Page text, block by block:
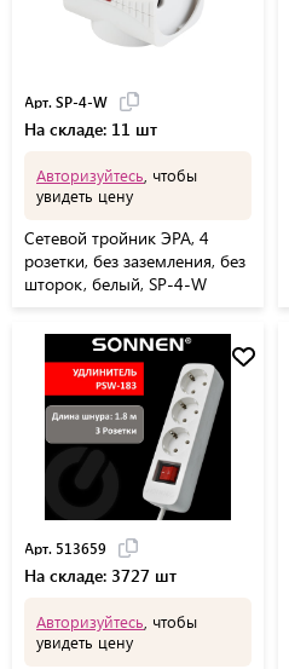
Арт. SP-4-W
На складе: 11 шт
Авторизуйтесь , чтобы
увидеть цену
Сетевой тройник ЭРА, 4
розетки, без заземления, без
шторок, белый, SP-4-W
Арт. 513659
На складе: 3727 шт
Авторизуйтесь , чтобы
увидеть цену